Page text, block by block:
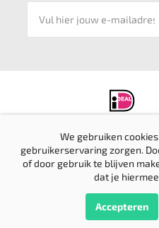
Verzending
© Top bedrijfskleding 2016-2026 |
We gebruiken
gebruikerservaring zorgen.
of door gebruik te blijven
dat je
Accepteren